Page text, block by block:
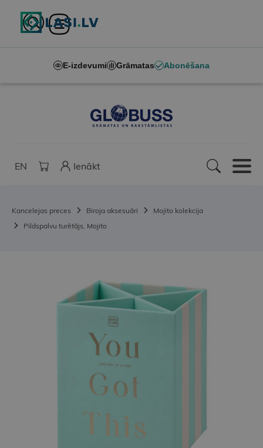
E-izdevumi Grāmatas Abonēšana
EN Ienākt
Kancelejas preces Biroja aksesuāri
Mojito kolekcija
Pildspalvu turētājs, Mojito